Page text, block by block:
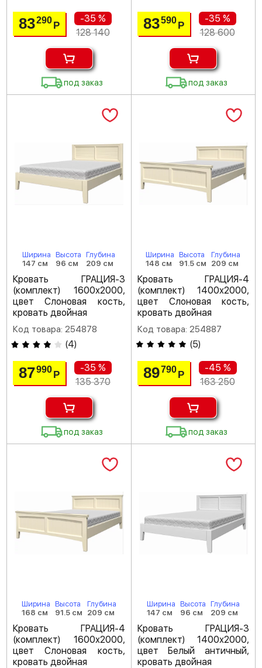
83290Р
-35 %
128 140
под заказ
83590 Р
-35 %
128 600
под заказ
Ширина
147 см
Высота
96 см
Глубина
209 см
Кровать ГРАЦИЯ-3
(комплект) 1600х2000,
цвет Слоновая кость,
кровать двойная
Код товара: 254878
(4)
87990Р
-35 %
135 370
под заказ
Ширина
148 см
Высота
91.5 см
Глубина
209 см
Кровать ГРАЦИЯ-4
(комплект) 1400х2000,
цвет Слоновая кость,
кровать двойная
Код товара: 254887
(5)
89790 Р
-45 %
163 250
под заказ
Ширина
168 см
Высота
91.5 см
Глубина
209 см
Кровать ГРАЦИЯ-4
(комплект) 1600х2000,
цвет Слоновая кость,
кровать двойная
Ширина
147 см
Высота
96 см
Глубина
209 см
Кровать ГРАЦИЯ-3
(комплект) 1400х2000,
цвет Белый античный,
кровать двойная